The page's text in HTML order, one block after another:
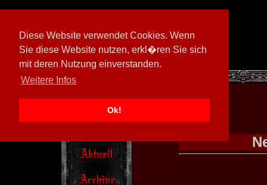
Diese Website verwendet Cookies. Wenn
Sie diese Website nutzen, erkl�ren Sie sich
mit deren Nutzung einverstanden.
Weitere Infos
Ok!
[ 600026/M3]